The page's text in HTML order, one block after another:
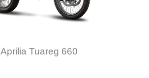
Aprilia Tuareg 660